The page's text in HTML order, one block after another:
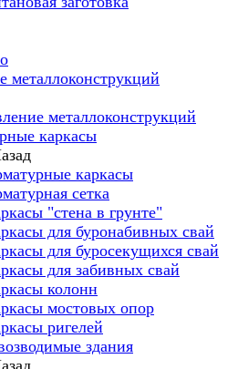
металлоконструкций
металлоконструкций
каркасы
каркасы
сетка
"стена в грунте"
для буронабивных свай
для буросекущихся свай
для забивных свай
колонн
мостовых опор
ригелей
здания